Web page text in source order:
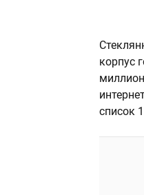
корпус
список